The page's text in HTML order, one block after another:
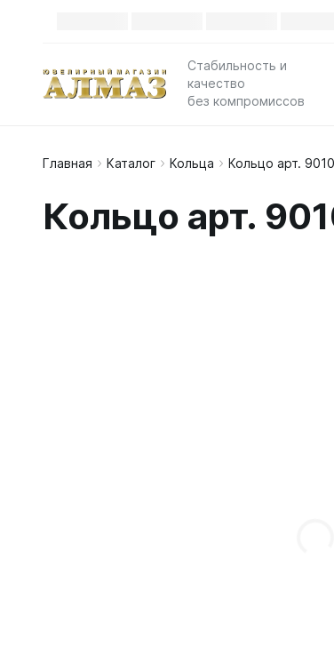
Стабильность и
качество
без компромиссов
Главная Каталог Кольца Кольцо арт.
Кольцо арт.